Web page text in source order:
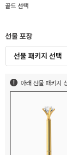
골드 선택
선물 포장
선물 패키지 선택
아래 선물 패키지